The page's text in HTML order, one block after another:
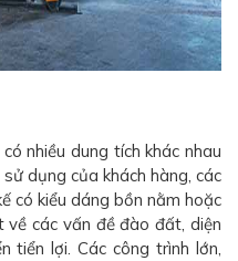
có nhiều dung tích khác nhau
dụng của khách hàng, các
có kiểu dáng bồn nằm hoặc
các vấn đề đào đất, diện
tiển lợi. Các công trình lớn,